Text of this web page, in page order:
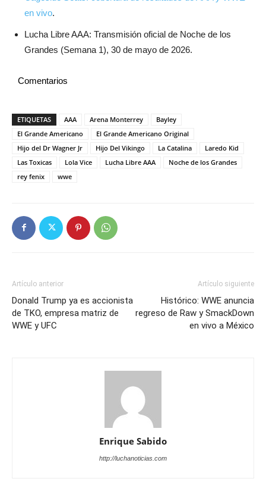
en vivo.
Lucha Libre AAA: Transmisión oficial de Noche de los
Grandes (Semana 1), 30 de mayo de 2026.
Comentarios
ETIQUETAS AAA Arena Monterrey
Bayley
El Grande Americano
El Grande Americano Original
Hijo del Dr Wagner Jr
Hijo Del Vikingo La Catalina
Laredo Kid
Las Toxicas
Lola Vice Lucha Libre AAA
Noche de los Grandes
rey fenix
wwe
Artículo anterior
Donald Trump ya es accionista
de TKO, empresa matriz de
WWE y UFC
Artículo siguiente
Histórico: WWE anuncia
regreso de Raw y SmackDown
en vivo a México
Enrique Sabido
http://luchanoticias.com